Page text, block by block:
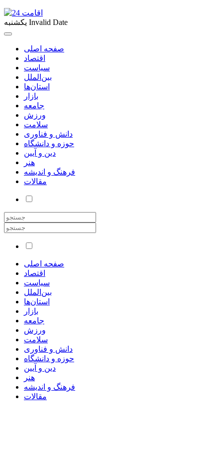
یکشنبه Invalid Date
صفحه اصلی
اقتصاد
سیاست
بین‌الملل
استان‌ها
بازار
جامعه
ورزش
سلامت
دانش و فناوری
حوزه و دانشگاه
دین و آیین
هنر
فرهنگ و اندیشه
مقالات
صفحه اصلی
اقتصاد
سیاست
بین‌الملل
استان‌ها
بازار
جامعه
ورزش
سلامت
دانش و فناوری
حوزه و دانشگاه
دین و آیین
هنر
فرهنگ و اندیشه
مقالات